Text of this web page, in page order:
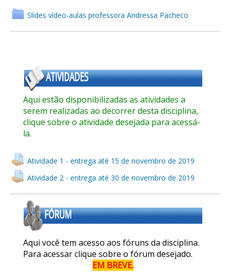
Slides vídeo-aulas professora Andressa Pacheco
Aqui estão disponibilizadas as atividades a
serem realizadas ao decorrer desta disciplina,
clique sobre o atividade desejada para acessá-
la.
Atividade 1 - entrega até 15 de novembro de 2019
Atividade 2 - entrega até 30 de novembro de 2019
Aqui você tem acesso aos fóruns da disciplina.
Para acessar clique sobre o fórum desejado.
EM BREVE.